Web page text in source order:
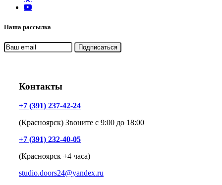
Наша рассылка
Контакты
+7 (391) 237-42-24
(Красноярск) Звоните с 9:00 до 18:00
+7 (391) 232-40-05
(Красноярск +4 часа)
studio.doors24@yandex.ru